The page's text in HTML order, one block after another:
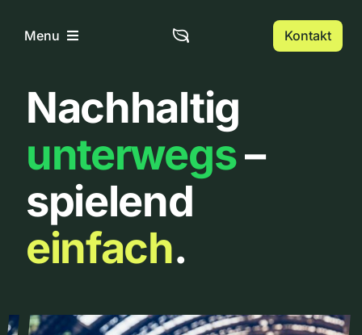
InhaltMenu
Home
Über uns
Urbanlist
Kontakt
Nachhaltig
unterwegs–
spielend
einfach.